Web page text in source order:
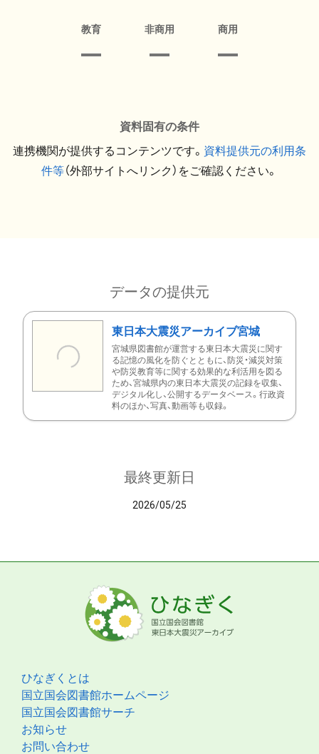
教育 非商用 商用
資料固有の条件
連携機関が提供するコンテンツです。 資料提供元の利用条
件等（外部サイトへリンク）をご確認ください。
データの提供元
東日本大震災アーカイブ宮城
宮城県図書館が運営する東日本大震災に関す
る記憶の風化を防ぐとともに、防災・減災対策
や防災教育等に関する効果的な利活用を図る
ため、宮城県内の東日本大震災の記録を収集、
デジタル化し、公開するデータベース。行政資
料のほか、写真、動画等も収録。
最終更新日
2026/05/25
ひなぎくとは
国立国会図書館ホームページ
国立国会図書館サーチ
お知らせ
お問い合わせ